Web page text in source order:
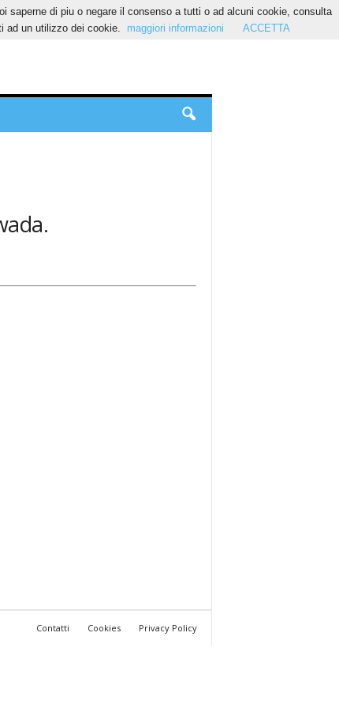
Contatti Cookies Privacy Policy
di piu o negare il consenso a tutti o ad alcuni cookie, consulta
ad un utilizzo dei cookie.
maggiori informazioni ACCETTA